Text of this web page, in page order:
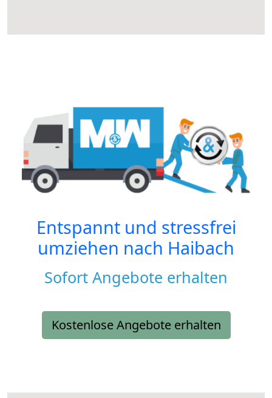
Entspannt und stressfrei
umziehen nach Haibach
Sofort Angebote erhalten
Kostenlose Angebote erhalten